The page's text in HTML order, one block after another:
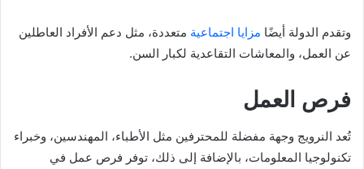
وتقدم الدولة أيضًا مزايا اجتماعية متعددة، مثل دعم الأفراد العاطلين
عن العمل، والمعاشات التقاعدية لكبار السن.
فرص العمل
تُعد النرويج وجهة مفضلة للمحترفين مثل الأطباء، المهندسين، وخبراء
تكنولوجيا المعلومات، بالإضافة إلى ذلك، توفر فرص عمل في